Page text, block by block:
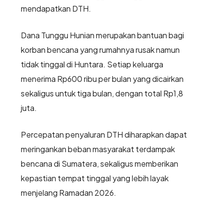
mendapatkan DTH.
Dana Tunggu Hunian merupakan bantuan bagi
korban bencana yang rumahnya rusak namun
tidak tinggal di Huntara. Setiap keluarga
menerima Rp600 ribu per bulan yang dicairkan
sekaligus untuk tiga bulan, dengan total Rp1,8
juta.
Percepatan penyaluran DTH diharapkan dapat
meringankan beban masyarakat terdampak
bencana di Sumatera, sekaligus memberikan
kepastian tempat tinggal yang lebih layak
menjelang Ramadan 2026.